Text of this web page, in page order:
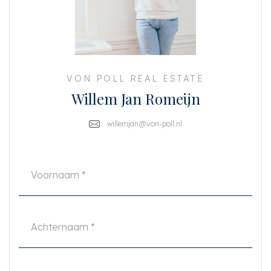
In het achterhuis beschikt het appartement over een goed formaat
slaapkamer en een badkamer met toilet.
Het souterrain met een goede stahoogte is via de stalen design trap aan de
Aansluitingen voor een pantry zijn aanwezig.
De achtergelegen slaapkamer met walk-in closet is af te sluiten middels
verduisterende gordijnen is de slaapkamer perfect af te sluiten.
hotel uit en is voorzien van een vrijstaand ligbad, inloopdouche, dubbele
pand is voorzien van een nieuwe fundering en de voorgevel van
VON POLL REAL ESTATE
Willem Jan Romeijn
willemjan@von-poll.nl